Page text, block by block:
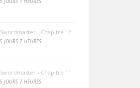
- Chapitre 12
JOURS 7 HEURES
- Chapitre 11
JOURS 7 HEURES